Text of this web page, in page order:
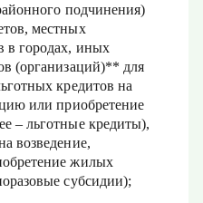
подчинения)
местных
в городах, иных
(организаций)** для
кредитов на
или приобретение
– льготные кредиты),
возведение,
жилых
субсидии);